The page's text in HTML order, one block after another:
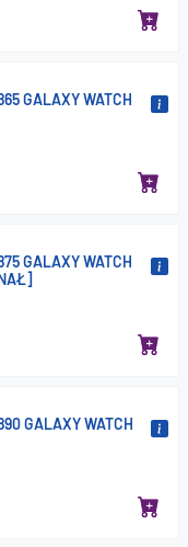
GALAXY WATCH
GALAXY WATCH
GALAXY WATCH